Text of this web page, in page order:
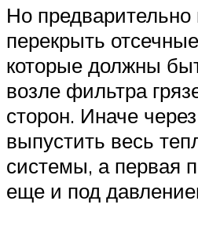
Но предварительно
перекрыть
которые должны
возле фильтра
сторон. Иначе
выпустить весь
системы, а первая
еще и под